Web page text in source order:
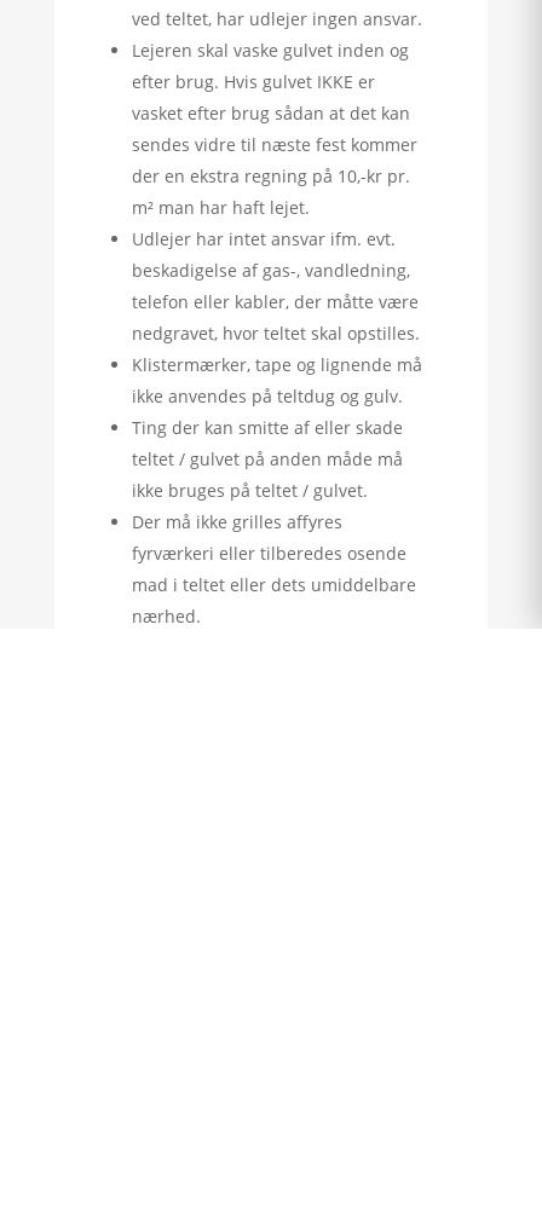
ved teltet, har udlejer ingen ansvar.
Lejeren skal vaske gulvet inden og
efter brug. Hvis gulvet IKKE er
vasket efter brug sådan at det kan
sendes vidre til næste fest kommer
der en ekstra regning på 10,-kr pr.
m² man har haft lejet.
Udlejer har intet ansvar ifm. evt.
beskadigelse af gas-, vandledning,
telefon eller kabler, der måtte være
nedgravet, hvor teltet skal opstilles.
Klistermærker, tape og lignende må
ikke anvendes på teltdug og gulv.
Ting der kan smitte af eller skade
teltet / gulvet på anden måde må
ikke bruges på teltet / gulvet.
Der må ikke grilles affyres
fyrværkeri eller tilberedes osende
mad i teltet eller dets umiddelbare
nærhed.